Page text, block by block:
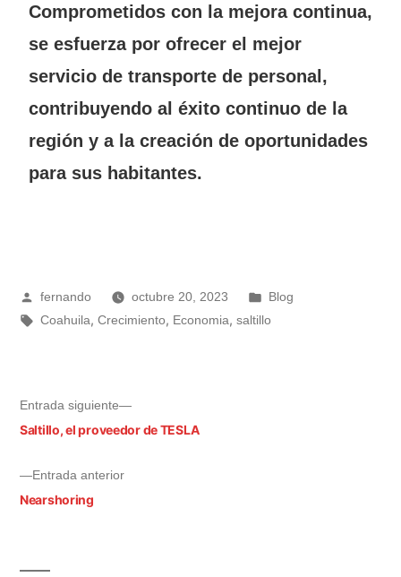
Comprometidos con la mejora continua,
se esfuerza por ofrecer el mejor
servicio de transporte de personal,
contribuyendo al éxito continuo de la
región y a la creación de oportunidades
para sus habitantes.
fernando octubre 20, 2023
Blog
Coahuila,Crecimiento, Economia,saltillo
Entrada anterior
Nearshoring
Entrada siguiente
Saltillo, el proveedor de TESLA